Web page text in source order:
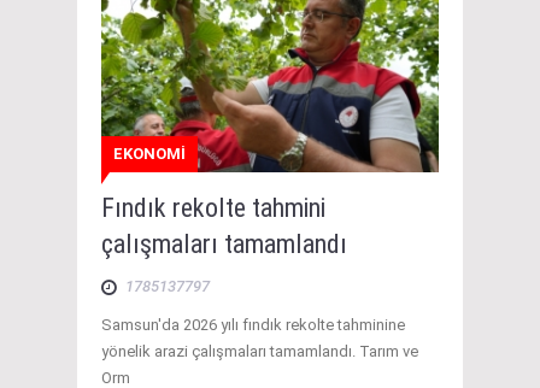
EKONOMİ
Fındık rekolte tahmini
çalışmaları tamamlandı
1785137797
Samsun'da 2026 yılı fındık rekolte tahminine
yönelik arazi çalışmaları tamamlandı. Tarım ve
Orm